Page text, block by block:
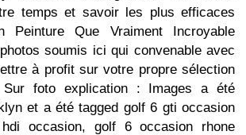
temps et savoir les plus efficaces
Peinture Que Vraiment Incroyable
soumis ici qui convenable avec
à profit sur votre propre sélection
foto explication : Images a été
et a été tagged golf 6 gti occasion
occasion, golf 6 occasion rhone